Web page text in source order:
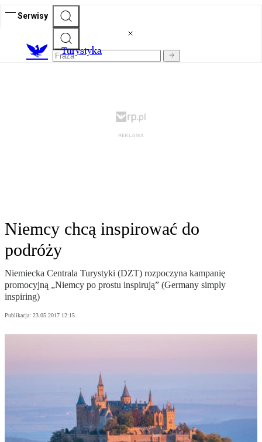
Serwisy
Turystyka
Niemcy chcą inspirować do
podróży
Niemiecka Centrala Turystyki (DZT) rozpoczyna kampanię
promocyjną „Niemcy po prostu inspirują” (Germany simply
inspiring)
Publikacja: 23.05.2017 12:15